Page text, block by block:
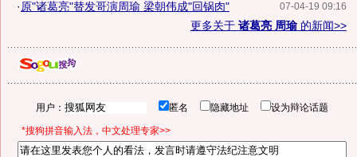
07-04-19 09:16
· 原"诸葛亮"替发哥演周瑜 梁朝伟成"回锅肉"
更多关于 诸葛亮 周瑜的新闻>>
用户： 匿名 隐藏地址 设为辩论话题
*搜狗拼音输入法，中文处理专家>>